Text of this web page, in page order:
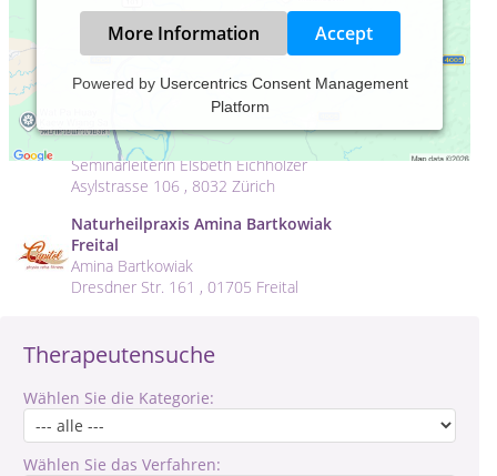
Therapeutensuche
Wählen Sie die Kategorie:
Wählen Sie das Verfahren:
More Information Accept
Powered by Usercentrics Consent Management
Platform
Hypnose & Entspannung Praxis Zürich
AT, PMR / Rückführungscoach /
Seminarleiterin Elsbeth Eichholzer
Asylstrasse 106 , 8032 Zürich
Naturheilpraxis Amina Bartkowiak
Freital
Amina Bartkowiak
Dresdner Str. 161 , 01705 Freital